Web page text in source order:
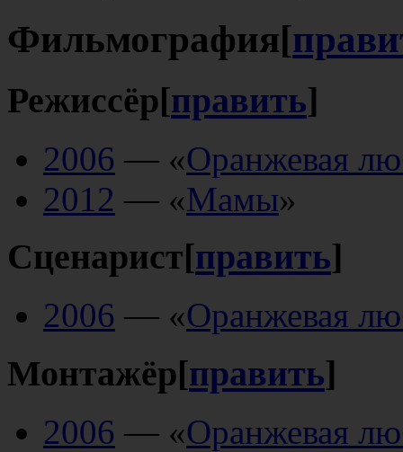
Фильмография[
Режиссёр[править]
2006 — «Оранжевая
2012 — «Мамы»
Сценарист[править]
2006 — «Оранжевая
Монтажёр[править]
2006 — «Оранжевая